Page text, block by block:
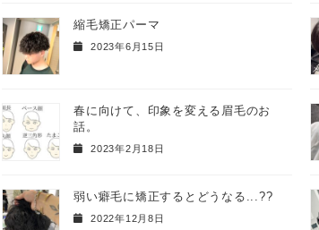
縮毛矯正パーマ
2023年6月15日
春に向けて、印象を変える眉毛のお
話。
2023年2月18日
弱い癖毛に矯正するとどうなる...??
2022年12月8日